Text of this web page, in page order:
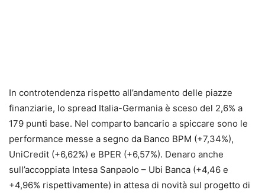
In controtendenza rispetto all’andamento delle piazze
finanziarie, lo spread Italia-Germania è sceso del 2,6% a
179 punti base. Nel comparto bancario a spiccare sono le
performance messe a segno da Banco BPM (+7,34%),
UniCredit (+6,62%) e BPER (+6,57%). Denaro anche
sull’accoppiata Intesa Sanpaolo – Ubi Banca (+4,46 e
+4,96% rispettivamente) in attesa di novità sul progetto di